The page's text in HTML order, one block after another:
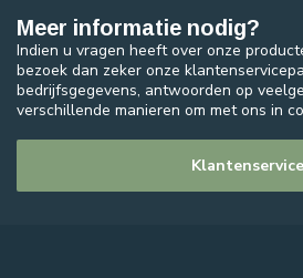
Meer informatie nodig?
Indien u vragen heeft over onze
bezoek dan zeker onze
bedrijfsgegevens, antwoorden op
verschillende manieren om met ons in
Klantenservice